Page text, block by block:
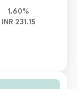
1.60%
INR 231.15